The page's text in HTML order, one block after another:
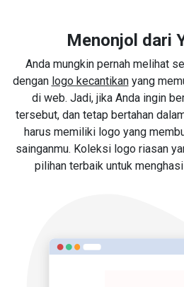
Menonjol dari
Anda mungkin pernah melihat
dengan logo kecantikanyang
di web. Jadi, jika Anda ingin
tersebut, dan tetap bertahan
harus memiliki logo yang
sainganmu. Koleksi logo riasan
pilihan terbaik untuk